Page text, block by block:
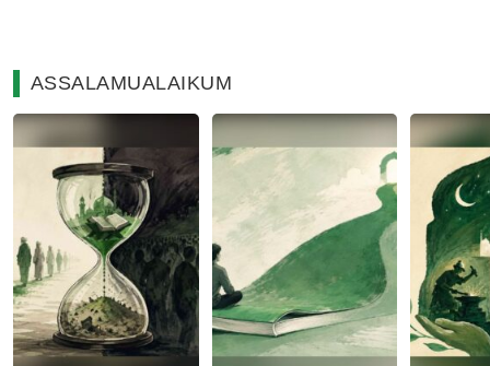
ASSALAMUALAIKUM